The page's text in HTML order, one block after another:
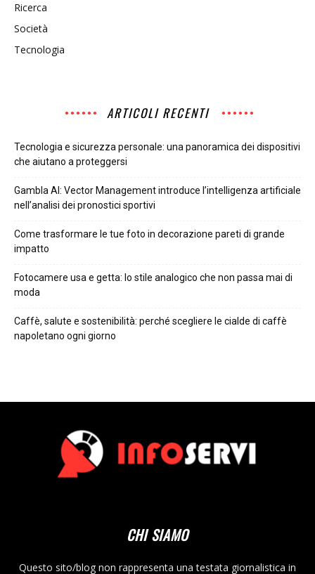
Ricerca
Società
Tecnologia
ARTICOLI RECENTI
Tecnologia e sicurezza personale: una panoramica dei dispositivi
che aiutano a proteggersi
Gambla AI: Vector Management introduce l’intelligenza artificiale
nell’analisi dei pronostici sportivi
Come trasformare le tue foto in decorazione pareti di grande
impatto
Fotocamere usa e getta: lo stile analogico che non passa mai di
moda
Caffè, salute e sostenibilità: perché scegliere le cialde di caffè
napoletano ogni giorno
CHI SIAMO
Questo sito/blog non rappresenta una testata giornalistica in